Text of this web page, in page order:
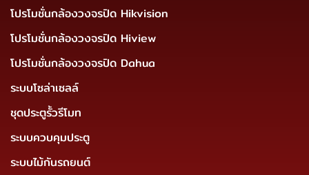
โปรโมชั่นกล้องวงจรปิด Hikvision
โปรโมชั่นกล้องวงจรปิด Hiview
โปรโมชั่นกล้องวงจรปิด Dahua
ระบบโซล่าเซลล์
ชุดประตูรั้วรีโมท
ระบบควบคุมประตู
ระบบไม้กันรถยนต์